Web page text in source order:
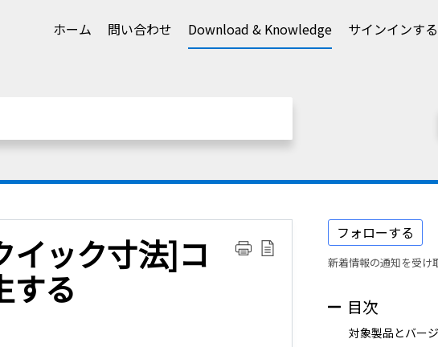
ホーム 問い合わせ Download & Knowledge サインインする
イック寸法]コ
する
フォローする
新着情報の通知を受け
目次
対象製品とバー